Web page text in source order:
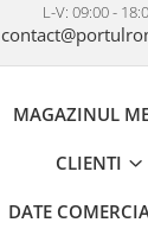
L-V: 09:00 -
MAGAZINUL
CLIENTI
DATE